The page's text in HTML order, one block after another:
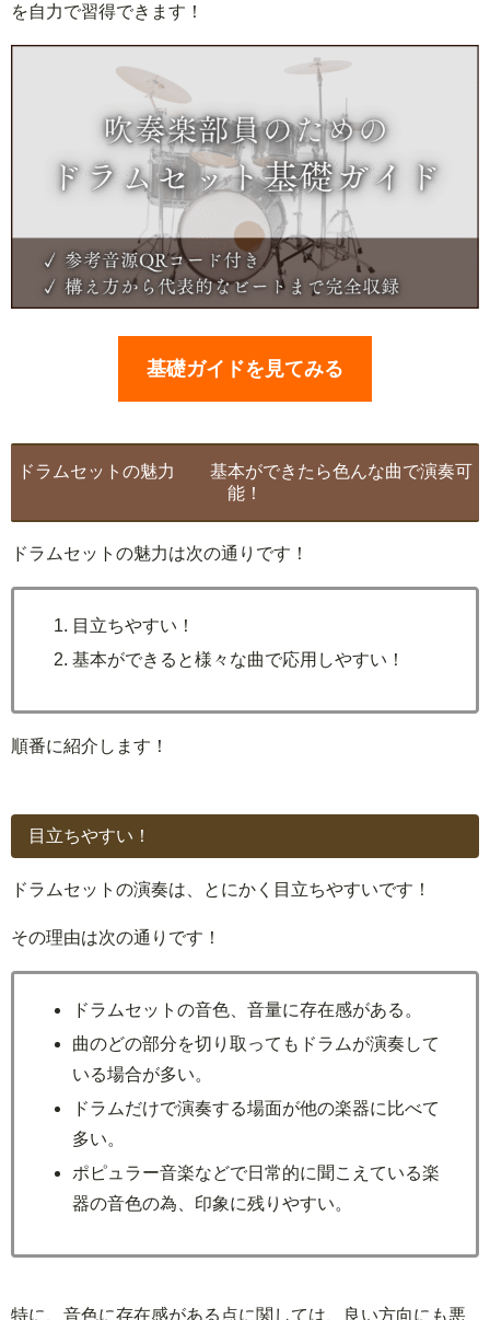
を自力で習得できます！
基礎ガイドを見てみる
ドラムセットの魅力 基本ができたら色んな曲で演奏可
能！
ドラムセットの魅力は次の通りです！
目立ちやすい！
基本ができると様々な曲で応用しやすい！
順番に紹介します！
目立ちやすい！
ドラムセットの演奏は、とにかく目立ちやすいです！
その理由は次の通りです！
ドラムセットの音色、音量に存在感がある。
曲のどの部分を切り取ってもドラムが演奏して
いる場合が多い。
ドラムだけで演奏する場面が他の楽器に比べて
多い。
ポピュラー音楽などで日常的に聞こえている楽
器の音色の為、印象に残りやすい。
特に、音色に存在感がある点に関しては、良い方向にも悪